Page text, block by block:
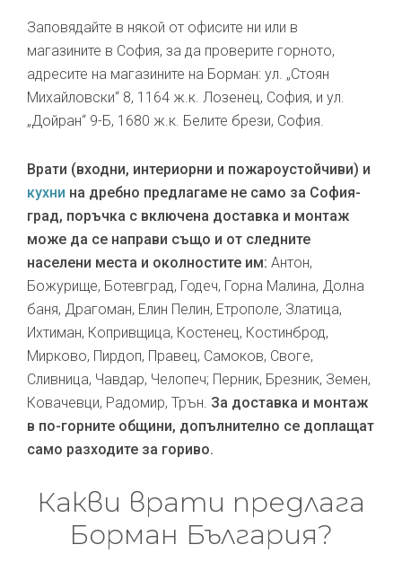
Заповядайте в някой от офисите ни или в
магазините в София, за да проверите горното,
адресите на магазините на Борман: ул. „Стоян
Михайловски“ 8, 1164 ж.к. Лозенец, София, и ул.
„Дойран“ 9-Б, 1680 ж.к. Белите брези, София.
Врати (входни, интериорни и пожароустойчиви) и
кухни на дребно предлагаме не само за София-
град, поръчка с включена доставка и монтаж
може да се направи също и от следните
населени места и околностите им: Антон,
Божурище, Ботевград, Годеч, Горна Малина, Долна
баня, Драгоман, Елин Пелин, Етрополе, Златица,
Ихтиман, Копривщица, Костенец, Костинброд,
Мирково, Пирдоп, Правец, Самоков, Своге,
Сливница, Чавдар, Челопеч; Перник, Брезник, Земен,
Ковачевци, Радомир, Трън. За доставка и монтаж
в по-горните общини, допълнително се доплащат
само разходите за гориво.
Какви врати предлага
Борман България?